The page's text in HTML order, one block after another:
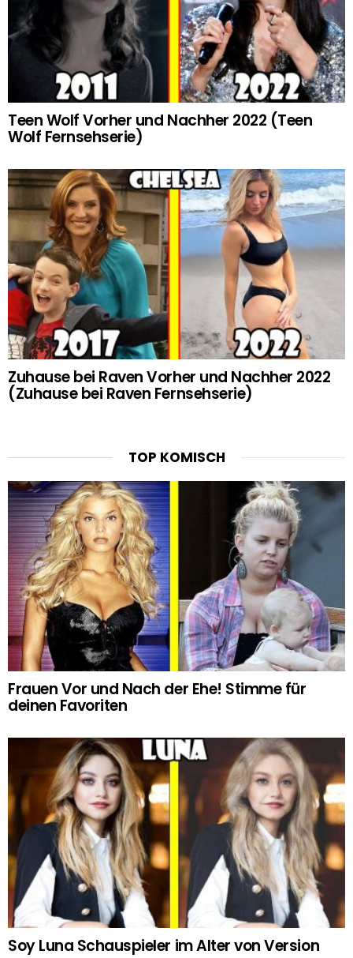
Teen Wolf Vorher und Nachher 2022 (Teen
Wolf Fernsehserie)
Zuhause bei Raven Vorher und Nachher 2022
(Zuhause bei Raven Fernsehserie)
TOP KOMISCH
Frauen Vor und Nach der Ehe! Stimme für
deinen Favoriten
Soy Luna Schauspieler im Alter von Version